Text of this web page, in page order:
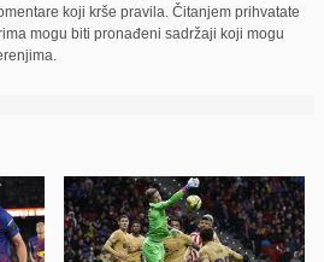
koji krše pravila. Čitanjem prihvatate
mogu biti pronađeni sadržaji koji mogu